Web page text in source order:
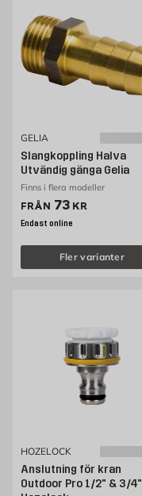
GELIA
Slangkoppling Halva
Utvändig gänga Gelia
Finns i flera modeller
FRÅN Pris 73 kr
73 KR
Endast online
Fler varianter
HOZELOCK
Anslutning för kran
Outdoor Pro 1/2" & 3/4"